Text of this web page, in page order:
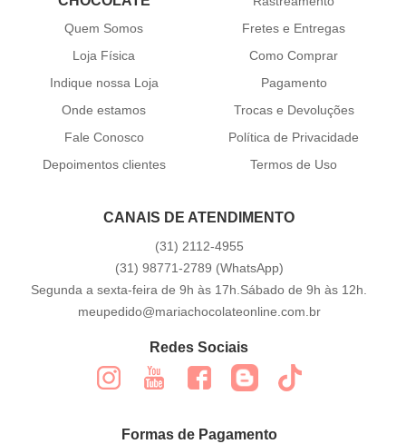
Quem Somos
Loja Física
Indique nossa Loja
Onde estamos
Fale Conosco
Depoimentos clientes
Fretes e Entregas
Como Comprar
Pagamento
Trocas e Devoluções
Política de Privacidade
Termos de Uso
CANAIS DE ATENDIMENTO
(31) 2112-4955
(31) 98771-2789 (WhatsApp)
Segunda a sexta-feira de 9h às 17h.Sábado de 9h às 12h.
meupedido@mariachocolateonline.com.br
Redes Sociais
Formas de Pagamento